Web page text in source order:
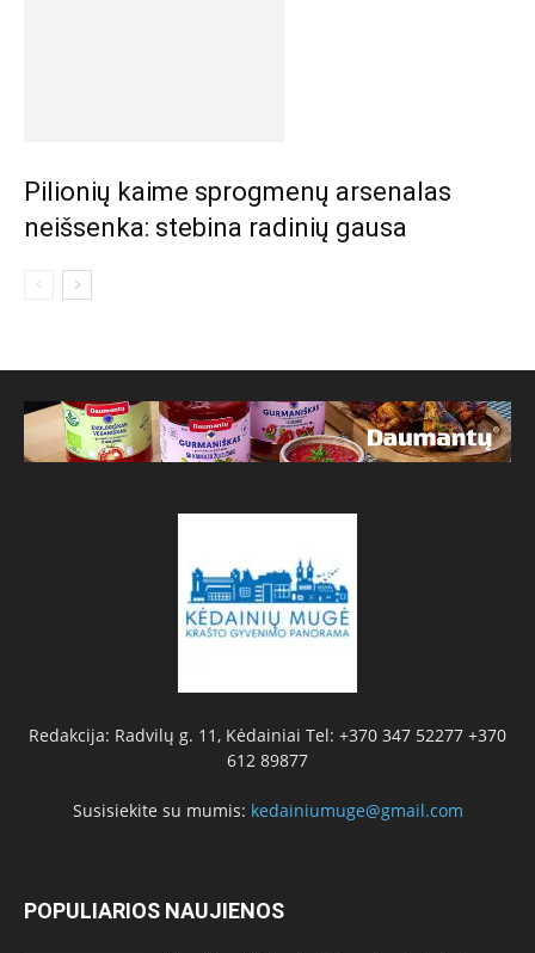
Pilionių kaime sprogmenų arsenalas
neišsenka: stebina radinių gausa
Redakcija: Radvilų g. 11, Kėdainiai Tel: +370 347 52277 +370
612 89877
Susisiekite su mumis: kedainiumuge@gmail.com
POPULIARIOS NAUJIENOS